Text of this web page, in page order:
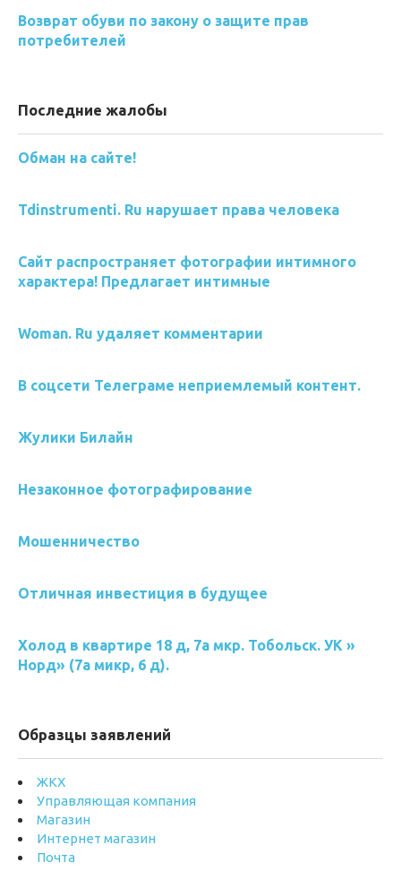
Возврат обуви по закону о защите прав
потребителей
Последние жалобы
Обман на сайте!
Tdinstrumenti. Ru нарушает права человека
Сайт распространяет фотографии интимного
характера! Предлагает интимные
Woman. Ru удаляет комментарии
В соцсети Телеграме неприемлемый контент.
Жулики Билайн
Незаконное фотографирование
Мошенничество
Отличная инвестиция в будущее
Холод в квартире 18 д, 7а мкр. Тобольск. УК »
Норд» (7а микр, 6 д).
Образцы заявлений
ЖКХ
Управляющая компания
Магазин
Интернет магазин
Почта